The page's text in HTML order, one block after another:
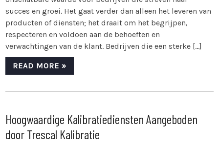
succes en groei. Het gaat verder dan alleen het leveren van
producten of diensten; het draait om het begrijpen,
respecteren en voldoen aan de behoeften en
verwachtingen van de klant. Bedrijven die een sterke […]
READ MORE »
Hoogwaardige Kalibratiediensten Aangeboden
door Trescal Kalibratie